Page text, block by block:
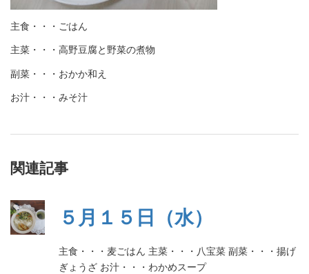
主食・・・ごはん
主菜・・・高野豆腐と野菜の煮物
副菜・・・おかか和え
お汁・・・みそ汁
関連記事
５月１５日（水）
主食・・・麦ごはん 主菜・・・八宝菜 副菜・・・揚げ
ぎょうざ お汁・・・わかめスープ